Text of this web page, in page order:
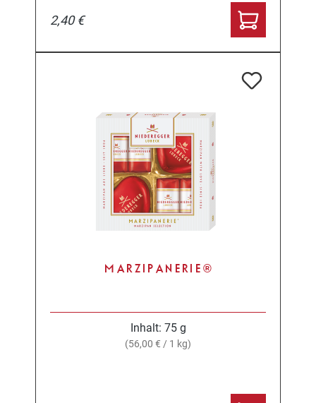
2,40 €
MARZIPANERIE®
Inhalt: 75 g
(56,00 € / 1 kg)